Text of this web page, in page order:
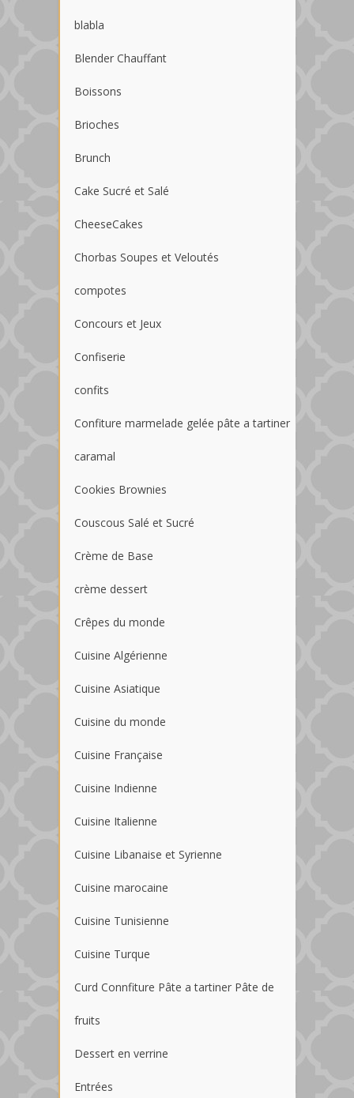
blabla
Blender Chauffant
Boissons
Brioches
Brunch
Cake Sucré et Salé
CheeseCakes
Chorbas Soupes et Veloutés
compotes
Concours et Jeux
Confiserie
confits
Confiture marmelade gelée pâte a tartiner
caramal
Cookies Brownies
Couscous Salé et Sucré
Crème de Base
crème dessert
Crêpes du monde
Cuisine Algérienne
Cuisine Asiatique
Cuisine du monde
Cuisine Française
Cuisine Indienne
Cuisine Italienne
Cuisine Libanaise et Syrienne
Cuisine marocaine
Cuisine Tunisienne
Cuisine Turque
Curd Connfiture Pâte a tartiner Pâte de
fruits
Dessert en verrine
Entrées